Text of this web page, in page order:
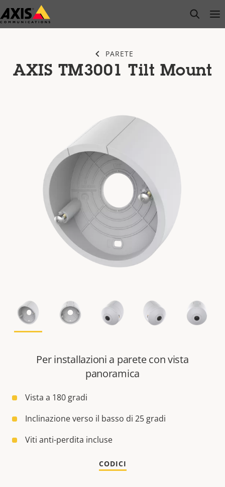
Salta
al
open
PARETE
AXIS TM3001 Tilt Mount
Per installazioni a parete con vista
panoramica
Vista a 180 gradi
Inclinazione verso il basso di 25 gradi
Viti anti-perdita incluse
CODICI